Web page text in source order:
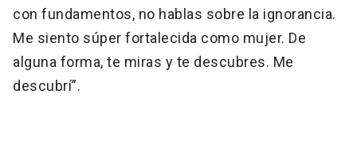
con fundamentos, no hablas sobre la ignorancia.
Me siento súper fortalecida como mujer. De
alguna forma, te miras y te descubres. Me
descubrí”.